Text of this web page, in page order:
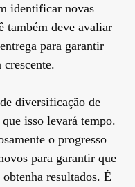
identificar novas
também deve avaliar
para garantir
diversificação de
isso levará tempo.
o progresso
para garantir que
resultados. É